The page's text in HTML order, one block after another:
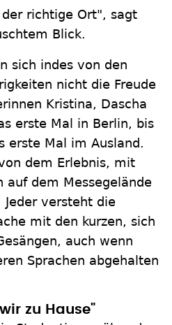
richtige Ort", sagt
Blick.
sich indes von den
nicht die Freude
Kristina, Dascha
erste Mal in Berlin, bis
erste Mal im Ausland.
dem Erlebnis, mit
auf dem Messegelände
versteht die
mit den kurzen, sich
auch wenn
Sprachen abgehalten
zu Hause"